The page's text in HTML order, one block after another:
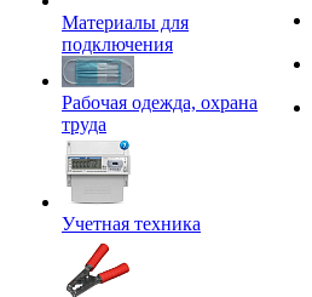
Материалы для
подключения
Рабочая одежда, охрана
труда
Учетная техника